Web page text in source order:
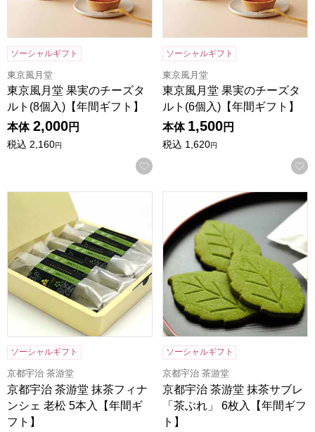
ソーシャルギフト
東京風月堂
東京風月堂 果実のチーズタ
ルト(8個入)【年間ギフト】
本体 2,000円
税込 2,160円
お気に入りに登録する
ソーシャルギフト
東京風月堂
東京風月堂 果実のチーズタ
ルト(6個入)【年間ギフト】
本体 1,500円
税込 1,620円
京都宇治 茶游堂 抹茶フィナンシェ 老松 5本入【年間ギフト
ソーシャルギフト
京都宇治 茶游堂
京都宇治 茶游堂 抹茶フィナ
ンシェ 老松 5本入【年間ギ
フト】
京都宇治 茶游堂 抹茶サブレ
ソーシャルギフト
京都宇治 茶游堂
京都宇治 茶游堂 抹茶サブレ
「茶ぶれ」 6枚入【年間ギフ
ト】